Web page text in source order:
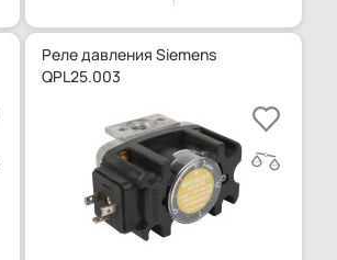
Реле давления Siemens
QPL25.003